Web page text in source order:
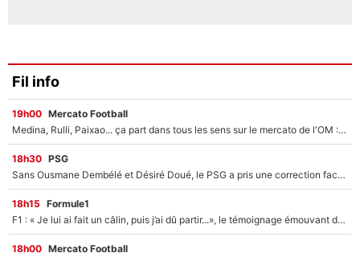
Fil info
19h00 Mercato Football
Medina, Rulli, Paixao... ça part dans tous les sens sur le mercato de l'OM : Frank McCourt va enfin récupérer l'argent qu'il attend ?
18h30 PSG
Sans Ousmane Dembélé et Désiré Doué, le PSG a pris une correction face à Majorque : Luis Enrique attend avec impatience des renforts !
18h15 Formule1
F1 : « Je lui ai fait un câlin, puis j’ai dû partir...», le témoignage émouvant de Max Verstappen sur sa fille
18h00 Mercato Football